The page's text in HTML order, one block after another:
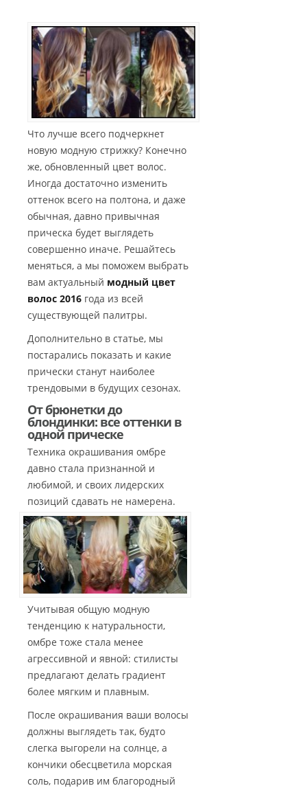
Что лучше всего подчеркнет
новую модную стрижку? Конечно
же, обновленный цвет волос.
Иногда достаточно изменить
оттенок всего на полтона, и даже
обычная, давно привычная
прическа будет выглядеть
совершенно иначе. Решайтесь
меняться, а мы поможем выбрать
вам актуальный модный цвет
волос 2016 года из всей
существующей палитры.
Дополнительно в статье, мы
постарались показать и какие
прически станут наиболее
трендовыми в будущих сезонах.
От брюнетки до
блондинки: все оттенки в
одной прическе
Техника окрашивания омбре
давно стала признанной и
любимой, и своих лидерских
позиций сдавать не намерена.
Учитывая общую модную
тенденцию к натуральности,
омбре тоже стала менее
агрессивной и явной: стилисты
предлагают делать градиент
более мягким и плавным.
После окрашивания ваши волосы
должны выглядеть так, будто
слегка выгорели на солнце, а
кончики обесцветила морская
соль, подарив им благородный